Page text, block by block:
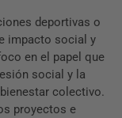
deportivas o
impacto social y
en el papel que
social y la
colectivo.
proyectos e